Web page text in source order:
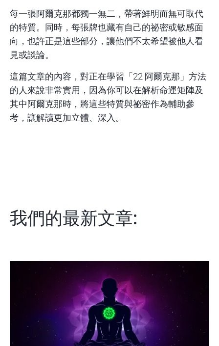
每一張阿爾克那都獨一無二，帶著鮮明而無可取代
的特質。同時，每張牌也藏有自己的祕密或敏感面
向，也許正是這些部分，讓他們不太希望被他人看
見或談論。
這篇文章的內容，對正在學習「22 阿爾克那」方法
的人來說非常實用，因為你可以在解析命運矩陣及
其中阿爾克那時，將這些特質與祕密作為輔助參
考，讓解讀更加立體、深入。
我們的最新文章: